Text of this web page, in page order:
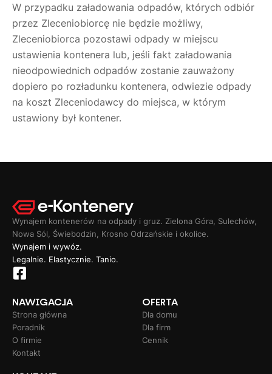
W przypadku załadowania odpadów, których odbiór
przez Zleceniobiorcę nie będzie możliwy,
Zleceniobiorca pozostawi odpady w miejscu
ustawienia kontenera lub, jeśli fakt załadowania
nieodpowiednich odpadów zostanie zauważony
dopiero po rozładunku kontenera, odwiezie odpady
na koszt Zleceniodawcy do miejsca, w którym
ustawiony był kontener.
Wynajem kontenerów na odpady i gruz. Zielona Góra, Sulechów,
Nowa Sól, Świebodzin, Krosno Odrzańskie i okolice.
Wynajem i wywóz.
Legalnie. Elastycznie. Tanio.
NAWIGACJA
Strona główna
Poradnik
O firmie
Kontakt
OFERTA
Dla domu
Dla firm
Cennik